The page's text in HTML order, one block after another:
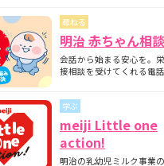
監修】離乳食の進め方とは？
のスケジュールやNG食材につ
監修】離乳食はいつから始め
月齢別の離乳食の内容について
修】フォローアップミルクと
ルクとの違いについて
師監修】フォローアップミルク
める？切り替えの目安と必要性
尋ねる
明治 赤ちゃん相
会話から始まる安心を。
接相談を受けてくれる電
学ぶ
meiji Little one
action!
明治の乳幼児ミルク事業